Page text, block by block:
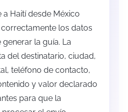
a Haití desde México
los datos
la guía. La
del destinatario, ciudad,
teléfono de contacto,
y valor declarado
para que la